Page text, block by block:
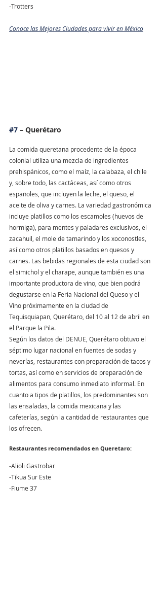
-Trotters
Conoce las Mejores Ciudades para vivir en México
#7 – Querétaro
La comida queretana procedente de la época
colonial utiliza una mezcla de ingredientes
prehispánicos, como el maíz, la calabaza, el chile
y, sobre todo, las cactáceas, así como otros
españoles, que incluyen la leche, el queso, el
aceite de oliva y carnes. La variedad gastronómica
incluye platillos como los escamoles (huevos de
hormiga), para mentes y paladares exclusivos, el
zacahuil, el mole de tamarindo y los xoconostles,
así como otros platillos basados en quesos y
carnes. Las bebidas regionales de esta ciudad son
el simichol y el charape, aunque también es una
importante productora de vino, que bien podrá
degustarse en la Feria Nacional del Queso y el
Vino próximamente en la ciudad de
Tequisquiapan, Querétaro, del 10 al 12 de abril en
el Parque la Pila.
Según los datos del DENUE, Querétaro obtuvo el
séptimo lugar nacional en fuentes de sodas y
neverías, restaurantes con preparación de tacos y
tortas, así como en servicios de preparación de
alimentos para consumo inmediato informal. En
cuanto a tipos de platillos, los predominantes son
las ensaladas, la comida mexicana y las
cafeterías, según la cantidad de restaurantes que
los ofrecen.
Restaurantes recomendados en Queretaro:
-Alioli Gastrobar
-Tikua Sur Este
-Fiume 37